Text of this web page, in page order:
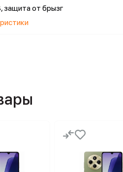
защита от брызг